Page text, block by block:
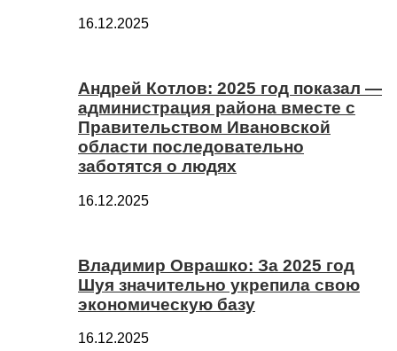
16.12.2025
Андрей Котлов: 2025 год показал —
администрация района вместе с
Правительством Ивановской
области последовательно
заботятся о людях
16.12.2025
Владимир Оврашко: За 2025 год
Шуя значительно укрепила свою
экономическую базу
16.12.2025